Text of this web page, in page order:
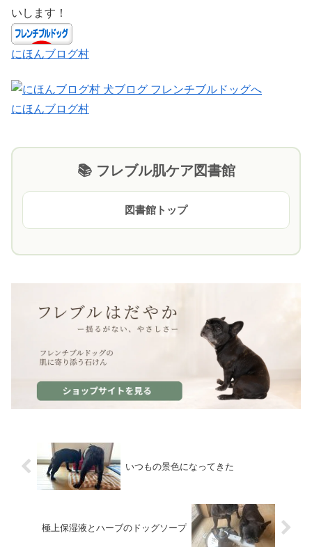
いします！
にほんブログ村
にほんブログ村
📚 フレブル肌ケア図書館
図書館トップ
いつもの景色になってきた
極上保湿液とハーブのドッグソープ